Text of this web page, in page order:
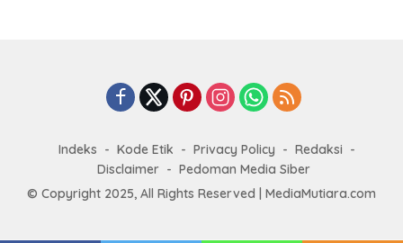
Indeks Kode Etik Privacy Policy
Redaksi
Disclaimer
Pedoman Media Siber
© Copyright 2025, All Rights Reserved | MediaMutiara.com